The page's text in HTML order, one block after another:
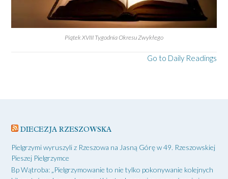
Piątek XVIII Tygodnia Okresu Zwykłego
Go to Daily Readings
DIECEZJA RZESZOWSKA
Pielgrzymi wyruszyli z Rzeszowa na Jasną Górę w 49. Rzeszowskiej
Pieszej Pielgrzymce
Bp Wątroba: „Pielgrzymowanie to nie tylko pokonywanie kolejnych